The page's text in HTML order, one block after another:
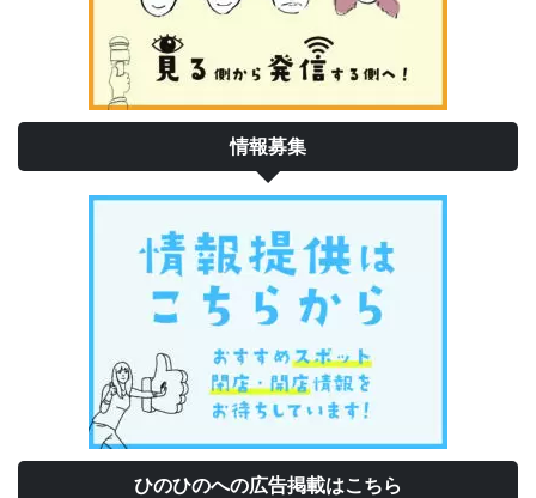
情報募集
ひのひのへの広告掲載はこちら